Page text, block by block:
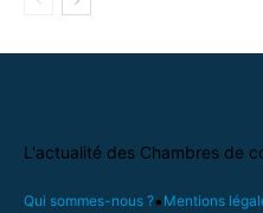
L'actualité des Chambres de
Qui sommes-nous ?• Mentions